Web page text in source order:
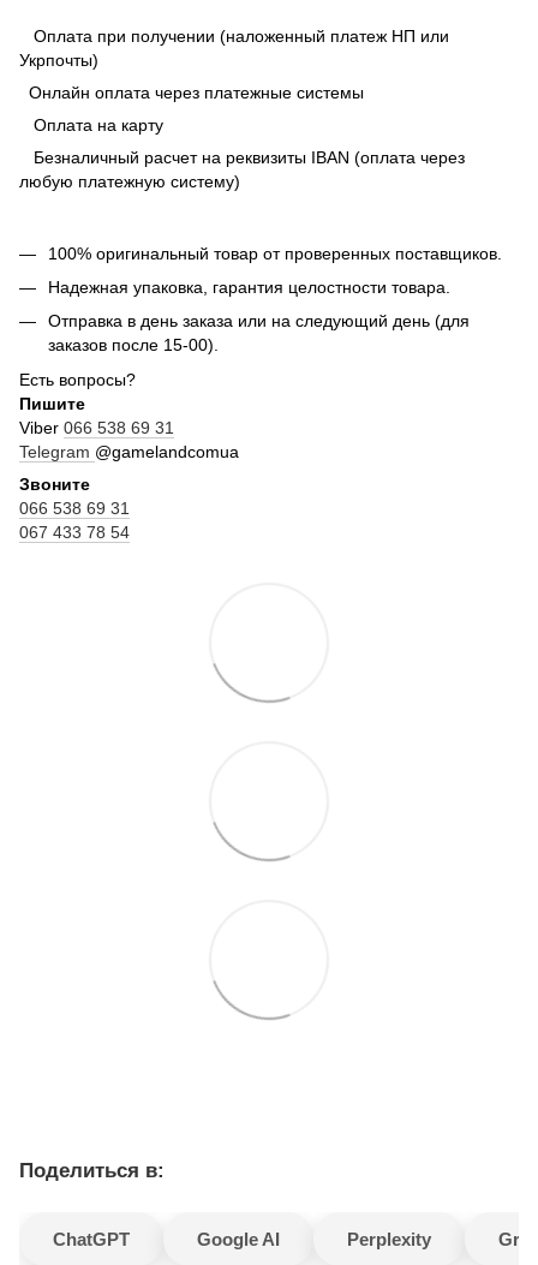
Оплата при получении (наложенный платеж НП или
Укрпочты)
Онлайн оплата через платежные системы
Оплата на карту
Безналичный расчет на реквизиты IBAN (оплата через
любую платежную систему)
100% оригинальный товар от проверенных поставщиков.
Надежная упаковка, гарантия целостности товара.
Отправка в день заказа или на следующий день (для
заказов после 15-00).
Есть вопросы?
Пишите
Viber 066 538 69 31
Telegram @gamelandcomua
Звоните
066 538 69 31
067 433 78 54
Поделиться в:
ChatGPT Google AI Perplexity